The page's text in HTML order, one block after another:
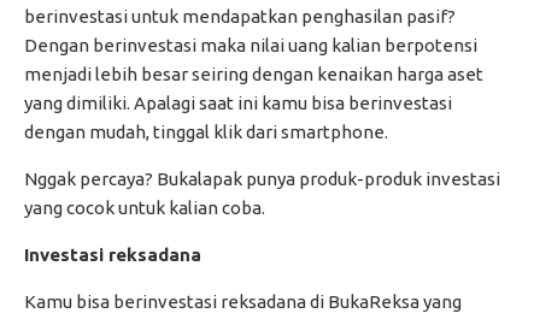
berinvestasi untuk mendapatkan penghasilan pasif?
Dengan berinvestasi maka nilai uang kalian berpotensi
menjadi lebih besar seiring dengan kenaikan harga aset
yang dimiliki. Apalagi saat ini kamu bisa berinvestasi
dengan mudah, tinggal klik dari smartphone.
Nggak percaya? Bukalapak punya produk-produk investasi
yang cocok untuk kalian coba.
Investasi reksadana
Kamu bisa berinvestasi reksadana di BukaReksa yang